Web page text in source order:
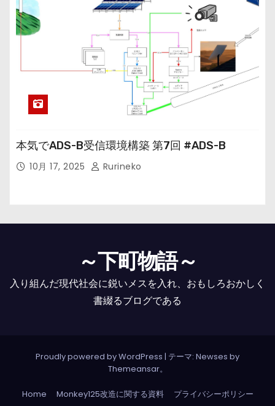
本気でADS-B受信環境構築 第7回 #ADS-B
10月 17, 2025 Rurineko
～下町物語～
入り組んだ現代社会に鋭いメスを入れ、おもしろおかしく
書綴るブログである
Proudly powered by WordPress | テーマ: Newses by
Themeansar。
Home Monkey125改造に関する資料 プライバシーポリシー